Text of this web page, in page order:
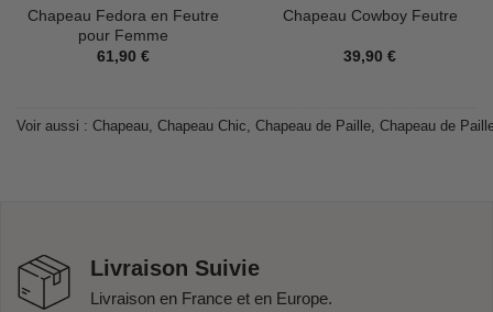
Chapeau Fedora en Feutre
pour Femme
61,90 €
Chapeau Cowboy Feutre
39,90 €
Voir aussi : Chapeau Chapeau Chic Chapeau de Paille Chapeau de
Livraison Suivie
Livraison en France et en Europe.